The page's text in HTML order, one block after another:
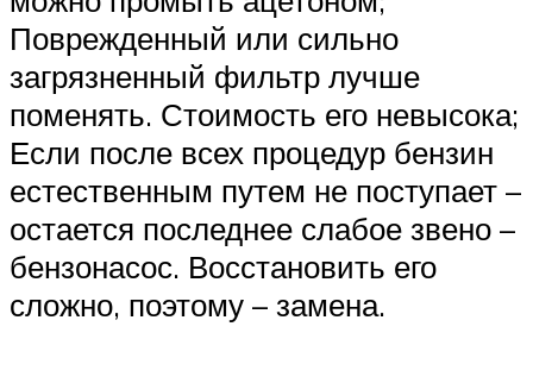
Поврежденный или сильно
загрязненный фильтр лучше
поменять. Стоимость его невысока;
Если после всех процедур бензин
естественным путем не поступает –
остается последнее слабое звено –
бензонасос. Восстановить его
сложно, поэтому – замена.